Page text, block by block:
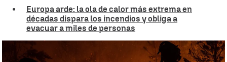
Europa arde: la ola de calor más extrema en
décadas dispara los incendios y obliga a
evacuar a miles de personas
Europa sufre su peor año en incendios: España y Portugal son los
países más afectados por las llamas |
Europa Press